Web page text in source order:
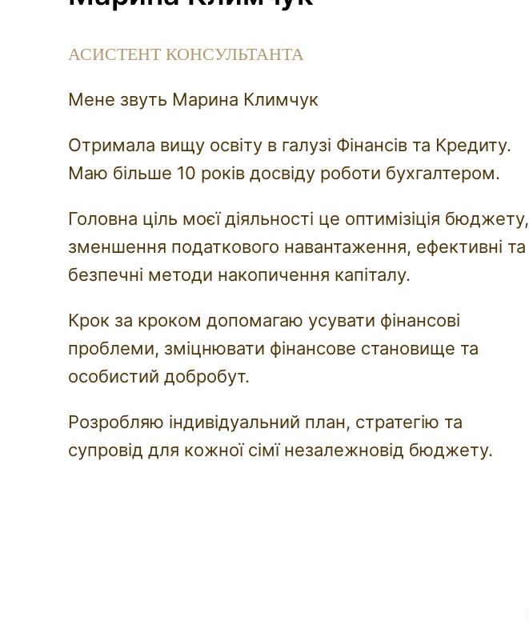
АСИСТЕНТ КОНСУЛЬТАНТА
Мене звуть Марина Климчук
Отримала вищу освіту в галузі Фінансів та Кредиту.
Маю більше 10 років досвіду роботи бухгалтером.
Головна ціль моєї діяльності це оптимізіція бюджету,
зменшення податкового навантаження, ефективні та
безпечні методи накопичення капіталу.
Крок за кроком допомагаю усувати фінансові
проблеми, зміцнювати фінансове становище та
особистий добробут.
Розробляю індивідуальний план, стратегію та
супровід для кожної сімї незалежновід бюджету.